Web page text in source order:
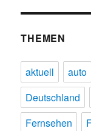
THEMEN
aktuell auto
Deutschland
Fernsehen